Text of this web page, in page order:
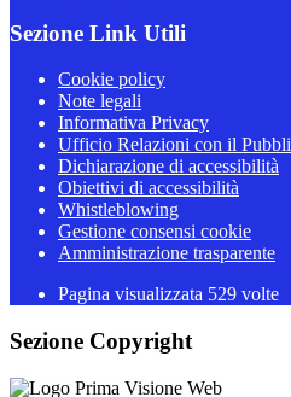
Sezione Link Utili
Cookie policy
Note legali
Informativa Privacy
Ufficio Relazioni con il
Dichiarazione di accessibilità
Obiettivi di accessibilità
Whistleblowing
Gestione consensi cookie
Amministrazione trasparente
Pagina visualizzata 529 volte
Sezione Copyright